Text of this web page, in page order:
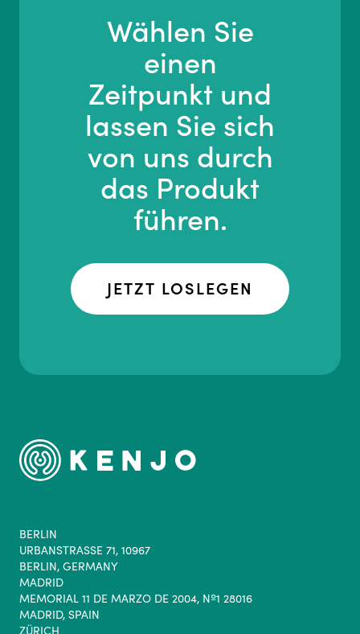
Wählen Sie
einen
Zeitpunkt und
lassen Sie sich
von uns durch
das Produkt
führen.
JETZT LOSLEGEN
BERLIN
URBANSTRASSE 71, 10967
BERLIN, GERMANY
MADRID
MEMORIAL 11 DE MARZO DE 2004, Nº1 28016
MADRID, SPAIN
ZÜRICH